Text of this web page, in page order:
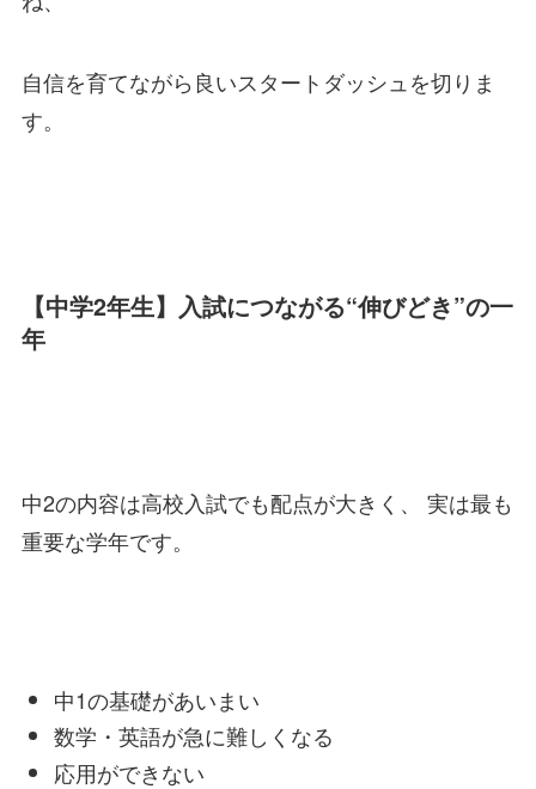
自信を育てながら良いスタートダッシュを切りま
す。
【中学2年生】入試につながる“伸びどき”の一
年
中2の内容は高校入試でも配点が大きく、 実は最も
重要な学年です。
中1の基礎があいまい
数学・英語が急に難しくなる
応用ができない